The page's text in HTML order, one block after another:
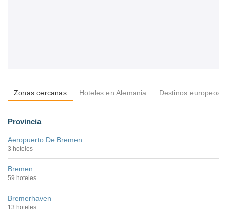
Zonas cercanas Hoteles en Alemania Destinos europeos
Provincia
Aeropuerto De Bremen
3 hoteles
Bremen
59 hoteles
Bremerhaven
13 hoteles